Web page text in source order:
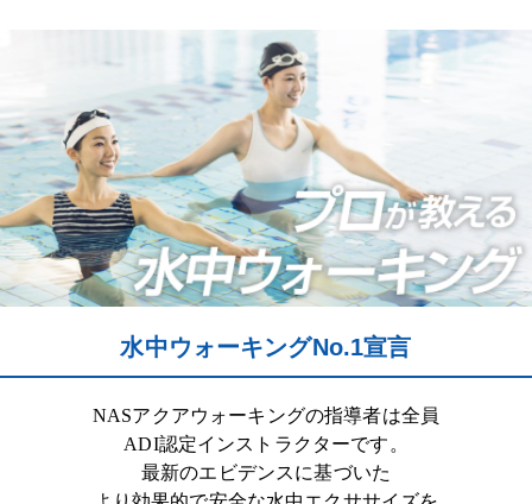
水中ウォーキングNo.1宣言
NASアクアウォーキングの指導者は全員
ADI認定インストラクターです。
最新のエビデンスに基づいた